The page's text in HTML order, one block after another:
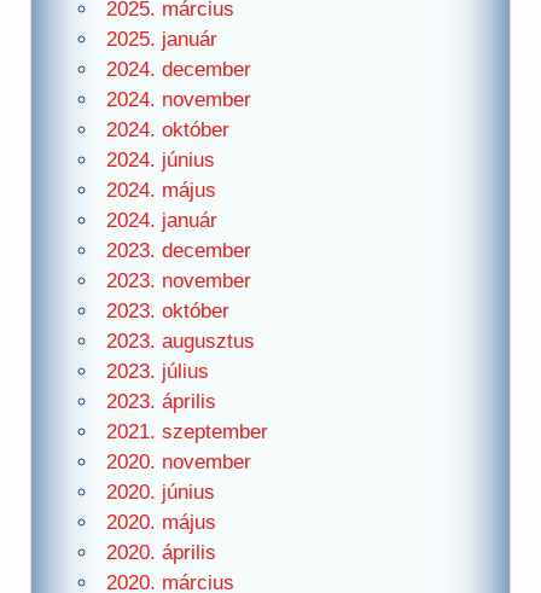
2025. március
2025. január
2024. december
2024. november
2024. október
2024. június
2024. május
2024. január
2023. december
2023. november
2023. október
2023. augusztus
2023. július
2023. április
2021. szeptember
2020. november
2020. június
2020. május
2020. április
2020. március